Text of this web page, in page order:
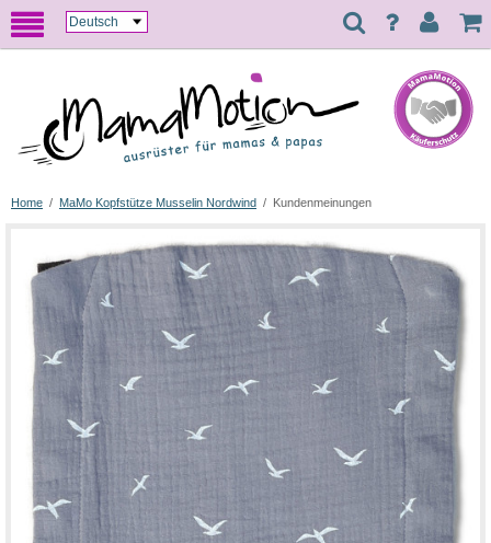
Home / MaMo Kopfstütze Musselin Nordwind / Kundenmeinungen